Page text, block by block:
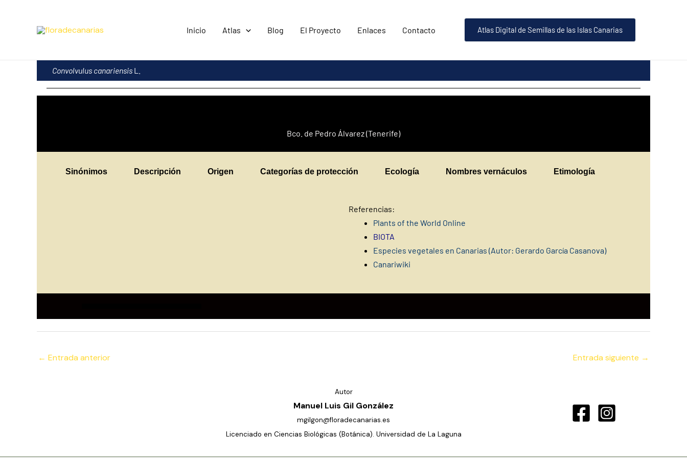
contenido
Inicio Atlas Blog El Proyecto Enlaces Contacto Atlas Digital de Semillas de las Islas Canarias
Convolvulus canariensis L.
Bco. de Pedro Álvarez (Tenerife)
Sinónimos Descripción Origen Categorías de protección Ecología Nombres vernáculos Etimología
Referencias:
Plants of the World Online
BIOTA
Especies vegetales en Canarias (Autor: Gerardo García Casanova)
Canariwiki
← Entrada anterior Entrada siguiente →
Autor
Manuel Luis Gil González
mgilgon@floradecanarias.es
Licenciado en Ciencias Biológicas (Botánica). Universidad de La Laguna